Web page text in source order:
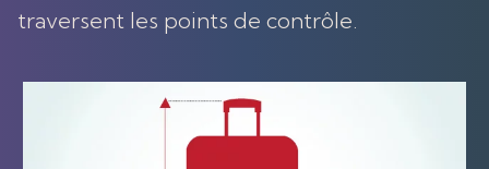
traversent les points de contrôle.